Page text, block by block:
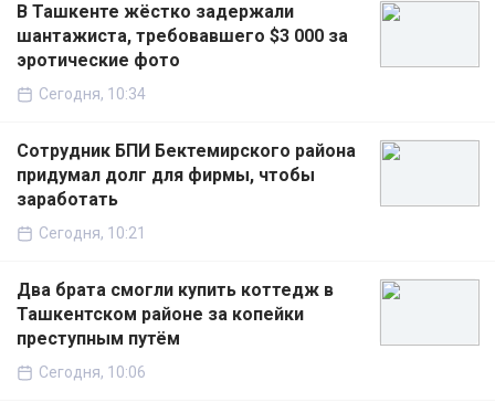
В Ташкенте жёстко задержали
шантажиста, требовавшего $3 000 за
эротические фото
Сегодня, 10:34
Сотрудник БПИ Бектемирского района
придумал долг для фирмы, чтобы
заработать
Сегодня, 10:21
Два брата смогли купить коттедж в
Ташкентском районе за копейки
преступным путём
Сегодня, 10:06